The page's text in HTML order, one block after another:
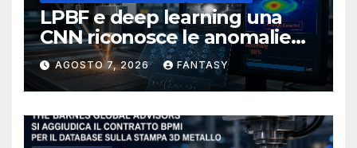
LPBF e deep learning una
CNN riconosce le anomalie
del bagno di fusione
AGOSTO 7, 2026 FANTASY